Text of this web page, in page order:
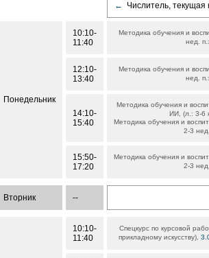
← Числитель,
Понедельник
10:10-
11:40
Методика обучения и
нед.
12:10-
13:40
Методика обучения и
нед.
14:10-
15:40
Методика обучения и
ИИ, (л.: 3-6
Методика обучения и
2-3
15:50-
17:20
Методика обучения и
2-3
Вторник --
10:10-
11:40
Спецкурс по курсовой
прикладному искусству),